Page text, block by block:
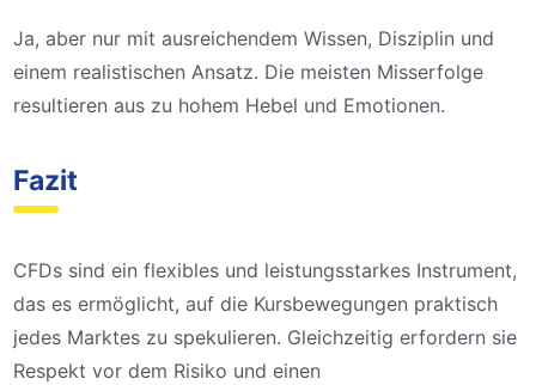
Ja, aber nur mit ausreichendem Wissen, Disziplin und
einem realistischen Ansatz. Die meisten Misserfolge
resultieren aus zu hohem Hebel und Emotionen.
Fazit
CFDs sind ein flexibles und leistungsstarkes Instrument,
das es ermöglicht, auf die Kursbewegungen praktisch
jedes Marktes zu spekulieren. Gleichzeitig erfordern sie
Respekt vor dem Risiko und einen